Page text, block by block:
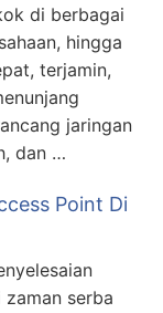
di berbagai
hingga
terjamin,
jaringan
dan …
Point Di
zaman serba